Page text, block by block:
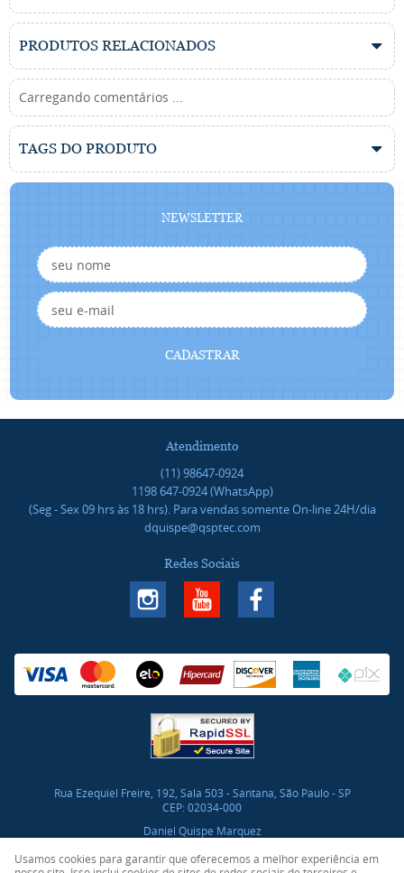
PRODUTOS RELACIONADOS
Carregando comentários ...
TAGS DO PRODUTO
NEWSLETTER
CADASTRAR
Atendimento
(11)98647-0924
1198647-0924(WhatsApp)
(Seg - Sex 09 hrs às 18 hrs). Para vendas somente On-line 24H/dia
dquispe@qsptec.com
Redes Sociais
Rua Ezequiel Freire, 192, Sala 503 -Santana, São Paulo-SP
CEP: 02034-000
Daniel Quispe Marquez
Usamos cookies para garantir que oferecemos a melhor experiência em